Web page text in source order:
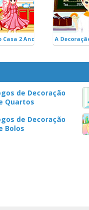
2 Andares A
de Decoração
Quartos
de Decoração
Bolos